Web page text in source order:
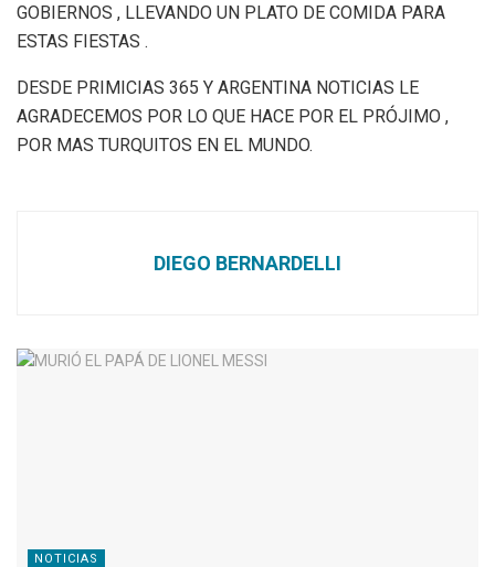
GOBIERNOS , LLEVANDO UN PLATO DE COMIDA PARA
ESTAS FIESTAS .
DESDE PRIMICIAS 365 Y ARGENTINA NOTICIAS LE
AGRADECEMOS POR LO QUE HACE POR EL PRÓJIMO ,
POR MAS TURQUITOS EN EL MUNDO.
DIEGO BERNARDELLI
NOTICIAS